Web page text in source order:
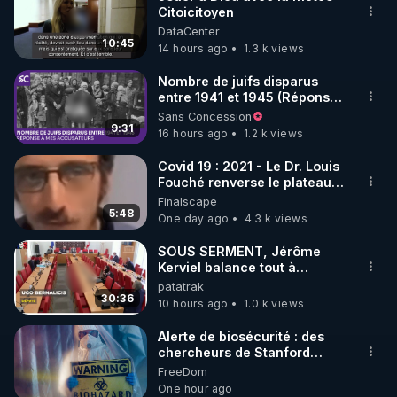
🌱 INSTAGRAM
https://www.instagram.com/rdlr_thierrycasasnovas/
http://rgnr.li/instagram
🌱 LA NEWSLETTER
Pour ne pas rater l’actualité RGNR (stages,
http://rgnr.li/news
🌱 VIDÉOS NON CENSURÉES SUR ODYSEE
Toutes les vidéos Youtube sont aussi sur la
http://rgnr.li/odysee
🌱 LES STAGES EN PRÉSENTIEL
http://rgnr.li/stages
10:45
Citoicitoyen
DataCenter
14 hours ago
1.3 k views
9:31
Nombre de juifs disparus
entre 1941 et 1945 (Réponse
à mes accusateurs)
Sans Concession
16 hours ago
1.2 k views
5:48
Covid 19 : 2021 - Le Dr. Louis
Fouché renverse le plateau
de CNews !
Finalscape
One day ago
4.3 k views
30:36
SOUS SERMENT, Jérôme
Kerviel balance tout à
l'Assemblée !
patatrak
10 hours ago
1.0 k views
Alerte de biosécurité : des
chercheurs de Stanford
utilisent l’IA pour concevoir
16 virus ***
FreeDom
One hour ago